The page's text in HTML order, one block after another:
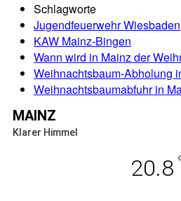
Schlagworte
Jugendfeuerwehr Wiesbaden
KAW Mainz-Bingen
Wann wird in Mainz der
Weihnachtsbaum-Abholung
Weihnachtsbaumabfuhr in
MAINZ
Klarer Himmel
20.8